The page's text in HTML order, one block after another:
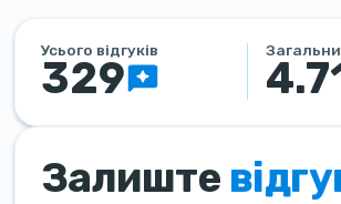
Усього відгуків
329
Залиште